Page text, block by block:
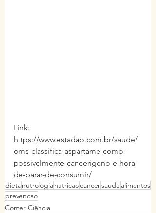
Link:
https://www.estadao.com.br/saude/
oms-classifica-aspartame-como-
possivelmente-cancerigeno-e-hora-
de-parar-de-consumir/
dietanutrologianutricaocancersaude alimentos
prevencao
Comer Ciência